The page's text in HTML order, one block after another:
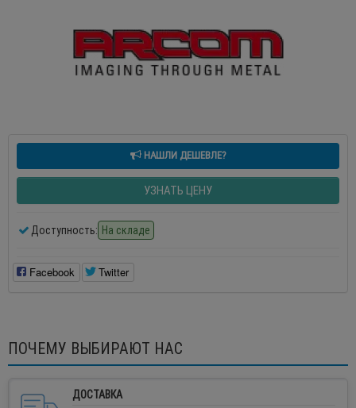
НАШЛИ ДЕШЕВЛЕ?
УЗНАТЬ ЦЕНУ
Доступность: На складе
Facebook Twitter
ПОЧЕМУ ВЫБИРАЮТ НАС
ДОСТАВКА